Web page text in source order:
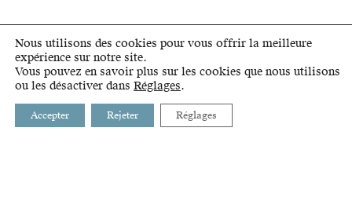
Nous utilisons des cookies pour vous offrir la meilleure
expérience sur notre site.
Vous pouvez en savoir plus sur les cookies que nous utilisons
ou les désactiver dans Réglages.
Accepter Rejeter Réglages